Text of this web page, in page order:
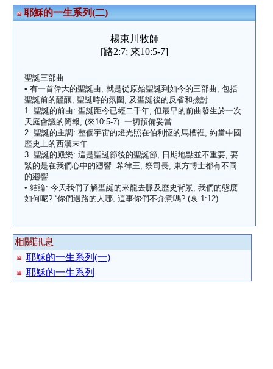
耶穌的一生系列(二)
楊東川牧師
[路2:7; 來10:5-7]
聖誕三部曲
• 有一首偉大的聖誕曲, 就是從原始聖誕到如今的三部曲, 包括
聖誕前的醞釀, 聖誕時的氛圍, 及聖誕後的反省和撿討
1. 聖誕的前曲: 聖誕距今已經二千年, 但最早的前曲發生於一次
天庭會議的簡報, (來10:5-7). 一切預備妥當
2. 聖誕的主調: 整個宇宙的燈光照在伯利恆的馬槽裡, 約當中國
歷史上的西漢末年
3. 聖誕的殿樂: 這是聖誕節後的聖誕節, 日期地點並不重要, 要
緊的是在我們心中的廻響. 希律王, 祭司長, 東方博士都有不同
的廻響
• 結論: 今天我們了解聖誕的來龍去脈及歷史背景, 我們的態度
如何呢? “你們過路的人哪, 這事你們不介意嗎? (哀 1:12)
相關訊息
耶穌的一生系列(一)
耶穌的一生系列